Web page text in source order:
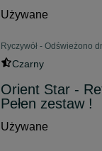
Używane
Ryczywół - Odświeżono
Czarny
Orient Star -
Pełen zestaw !
Używane